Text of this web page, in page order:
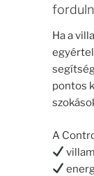
Ha a
pontos
A